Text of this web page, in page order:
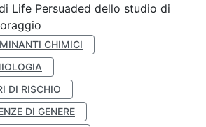
Life Persuaded dello studio di
CHIMICI
DI RISCHIO
DI GENERE